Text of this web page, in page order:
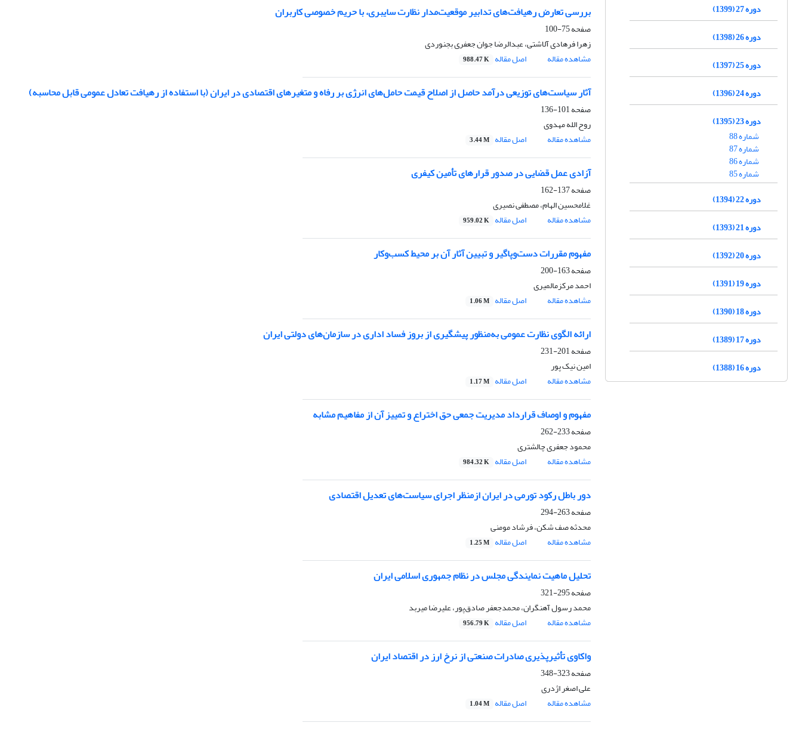
بررسی تعارض رهیافت‌های تدابیر موقعیت‌مدار نظارت سایبری، با حریم خصوصی کاربران
صفحه75-100
زهرا فرهادی آلاشتی، عبدالرضا جوان جعفری بجنوردی
مشاهده مقاله
اصل مقاله 988.47 K
آثار سیاست‌های توزیعی درآمد حاصل از اصلاح قیمت حامل‌های انرژی بر رفاه و متغیرهای اقتصادی در ایران (با استفاده از رهیافت تعادل عمومی قابل محاسبه)
صفحه101-136
روح الله مهدوی
مشاهده مقاله
اصل مقاله 3.44 M
آزادی عمل قضایی در صدور قرارهای تأمین کیفری
صفحه137-162
غلامحسین الهام، مصطفی نصیری
مشاهده مقاله
اصل مقاله 959.02 K
مفهوم مقررات دست‌وپاگیر و تبیین آثار آن بر محیط کسب‌وکار
صفحه163-200
احمد مرکزمالمیری
مشاهده مقاله
اصل مقاله 1.06 M
ارائه الگوی نظارت عمومی به‌منظور پیشگیری از بروز فساد اداری در سازمان‌های دولتی ایران
صفحه201-231
امین نیک پور
مشاهده مقاله
اصل مقاله 1.17 M
مفهوم و اوصاف قرارداد مدیریت جمعی حق اختراع و تمییز آن از مفاهیم مشابه
صفحه233-262
محمود جعفری چالشتری
مشاهده مقاله
اصل مقاله 984.32 K
دور باطل رکود تورمی در ایران ازمنظر اجرای سیاست‌های تعدیل اقتصادی
صفحه263-294
محدثه صف شکن، فرشاد مومنی
مشاهده مقاله
اصل مقاله 1.25 M
تحلیل ماهیت نمایندگی مجلس در نظام جمهوری اسلامی ایران
صفحه295-321
محمد رسول آهنگران، محمدجعفر صادق‌پور، علیرضا میربد
مشاهده مقاله
اصل مقاله 956.79 K
واکاوی تأثیر‌پذیری صادرات صنعتی از نرخ ارز در اقتصاد ایران
صفحه323-348
علی اصغر اژدری
مشاهده مقاله
اصل مقاله 1.04 M
دوره 27 (1399)
دوره 26 (1398)
دوره 25 (1397)
دوره 24 (1396)
دوره 23 (1395)
شماره 88
شماره 87
شماره 86
شماره 85
دوره 22 (1394)
دوره 21 (1393)
دوره 20 (1392)
دوره 19 (1391)
دوره 18 (1390)
دوره 17 (1389)
دوره 16 (1388)